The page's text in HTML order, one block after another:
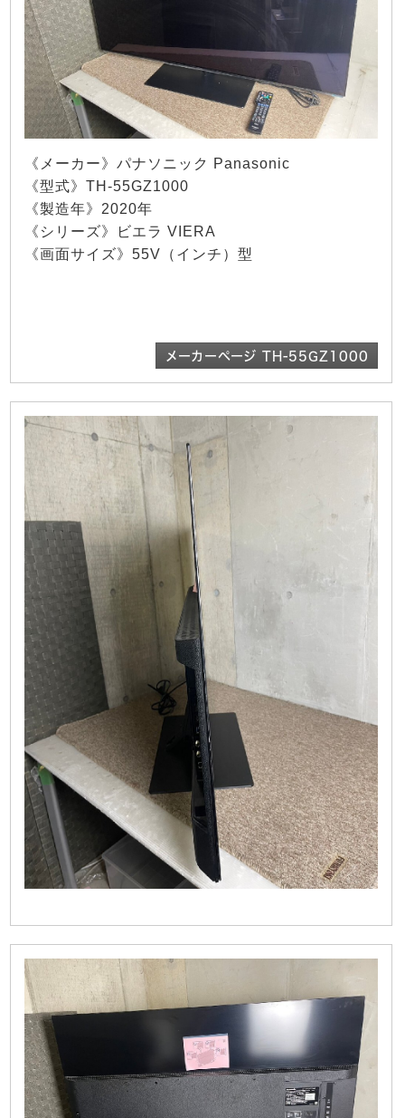
《メーカー》パナソニック Panasonic
《型式》TH-55GZ1000
《製造年》2020年
《シリーズ》ビエラ VIERA
《画面サイズ》55V（インチ）型
メーカーページ TH-55GZ1000